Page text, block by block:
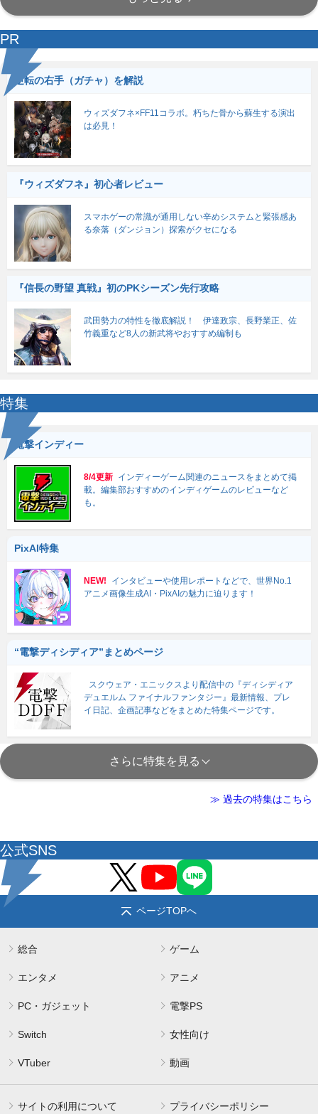
PR
逆転の右手（ガチャ）を解説
ウィズダフネ×FF11コラボ。朽ちた骨から蘇生する演出
は必見！
『ウィズダフネ』初心者レビュー
スマホゲーの常識が通用しない辛めシステムと緊張感あ
る奈落（ダンジョン）探索がクセになる
『信長の野望 真戦』初のPKシーズン先行攻略
武田勢力の特性を徹底解説！ 伊達政宗、長野業正、佐
竹義重など8人の新武将やおすすめ編制も
特集
電撃インディー
8/4更新 インディーゲーム関連のニュースをまとめて掲
載。編集部おすすめのインディゲームのレビューなど
も。
PixAI特集
NEW!
インタビューや使用レポートなどで、世界No.1
アニメ画像生成AI・PixAIの魅力に迫ります！
“電撃ディシディア”まとめページ
スクウェア・エニックスより配信中の『ディシディア
デュエルム ファイナルファンタジー』最新情報、プレ
イ日記、企画記事などをまとめた特集ページです。
さらに特集を見る
≫ 過去の特集はこちら
公式SNS
ページTOPへ
総合 ゲーム
エンタメ アニメ
PC・ガジェット 電撃PS
Switch 女性向け
VTuber 動画
サイトの利用について プライバシーポリシー